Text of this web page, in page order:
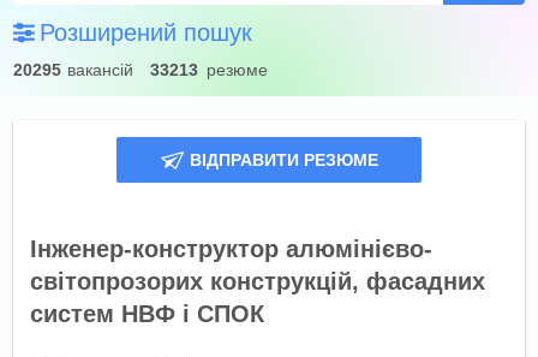
Розширений пошук
20295 вакансій 33213 резюме
ВІДПРАВИТИ РЕЗЮМЕ
Інженер-конструктор алюмінієво-
світопрозорих конструкцій, фасадних
систем НВФ і СПОК